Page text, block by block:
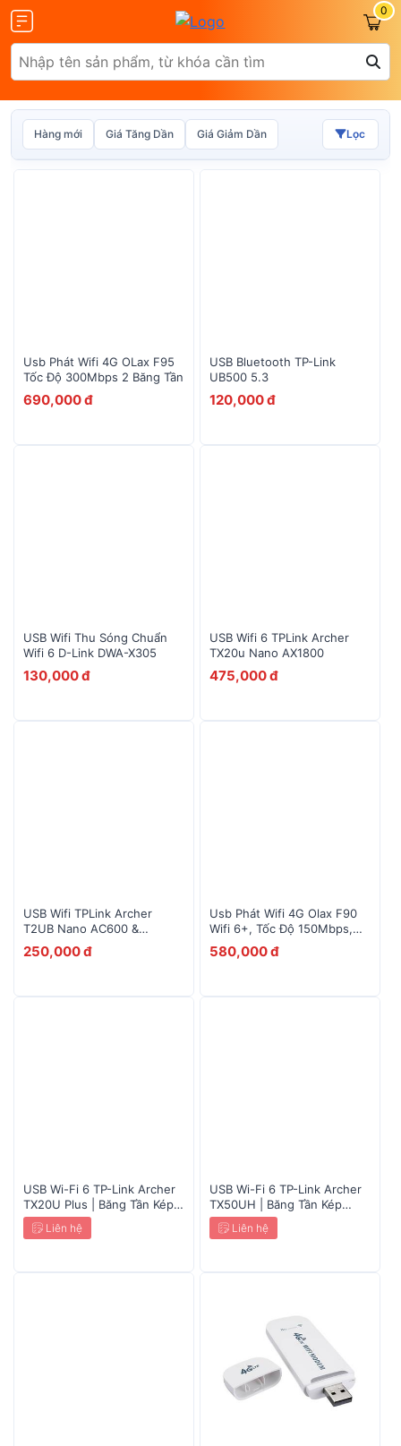
0
Hàng mới Giá Tăng Dần Giá Giảm Dần Lọc
Usb Phát Wifi 4G OLax F95
Tốc Độ 300Mbps 2 Băng Tần
690,000 đ
USB Bluetooth TP-Link
UB500 5.3
120,000 đ
USB Wifi Thu Sóng Chuẩn
Wifi 6 D-Link DWA-X305
130,000 đ
USB Wifi 6 TPLink Archer
TX20u Nano AX1800
475,000 đ
USB Wifi TPLink Archer
T2UB Nano AC600 &
Bluetooth 4.2 Nano
250,000 đ
Usb Phát Wifi 4G Olax F90
Wifi 6+, Tốc Độ 150Mbps,
Kết Nối 10 Thiết Bị
580,000 đ
USB Wi-Fi 6 TP-Link Archer
TX20U Plus | Băng Tần Kép
AX1800
Liên hệ
USB Wi-Fi 6 TP-Link Archer
TX50UH | Băng Tần Kép
AX3000
Liên hệ